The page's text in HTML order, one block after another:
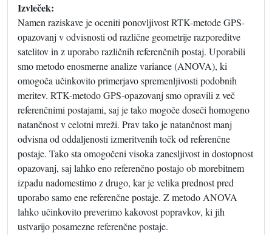
Izvleček:
Namen raziskave je oceniti ponovljivost RTK-metode GPS-
opazovanj v odvisnosti od različne geometrije razporeditve
satelitov in z uporabo različnih referenčnih postaj. Uporabili
smo metodo enosmerne analize variance (ANOVA), ki
omogoča učinkovito primerjavo spremenljivosti podobnih
meritev. RTK-metodo GPS-opazovanj smo opravili z več
referenčnimi postajami, saj je tako mogoče doseči homogeno
natančnost v celotni mreži. Prav tako je natančnost manj
odvisna od oddaljenosti izmeritvenih točk od referenčne
postaje. Tako sta omogočeni visoka zanesljivost in dostopnost
opazovanj, saj lahko eno referenčno postajo ob morebitnem
izpadu nadomestimo z drugo, kar je velika prednost pred
uporabo samo ene referenčne postaje. Z metodo ANOVA
lahko učinkovito preverimo kakovost popravkov, ki jih
ustvarijo posamezne referenčne postaje.